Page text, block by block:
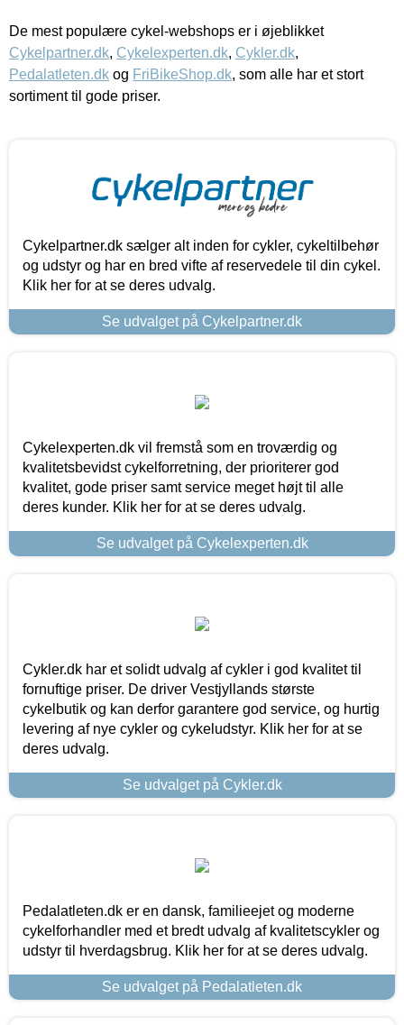
De mest populære cykel-webshops er i øjeblikket
Cykelpartner.dk, Cykelexperten.dk, Cykler.dk,
Pedalatleten.dk og FriBikeShop.dk, som alle har et stort
sortiment til gode priser.
Cykelpartner.dk sælger alt inden for cykler, cykeltilbehør
og udstyr og har en bred vifte af reservedele til din cykel.
Klik her for at se deres udvalg.
Se udvalget på Cykelpartner.dk
Cykelexperten.dk vil fremstå som en troværdig og
kvalitetsbevidst cykelforretning, der prioriterer god
kvalitet, gode priser samt service meget højt til alle
deres kunder. Klik her for at se deres udvalg.
Se udvalget på Cykelexperten.dk
Cykler.dk har et solidt udvalg af cykler i god kvalitet til
fornuftige priser. De driver Vestjyllands største
cykelbutik og kan derfor garantere god service, og hurtig
levering af nye cykler og cykeludstyr. Klik her for at se
deres udvalg.
Se udvalget på Cykler.dk
Pedalatleten.dk er en dansk, familieejet og moderne
cykelforhandler med et bredt udvalg af kvalitetscykler og
udstyr til hverdagsbrug. Klik her for at se deres udvalg.
Se udvalget på Pedalatleten.dk